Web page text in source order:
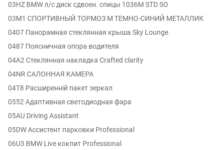
03HZ BMW л/с диск сдвоен. спицы 1036M STD SO
03M1 СПОРТИВНЫЙ ТОРМОЗ M ТЕМНО-СИНИЙ МЕТАЛЛИК
0407 Панорамная стеклянная крыша Sky Lounge
0487 Поясничная опора водителя
04A2 Стеклянная накладка Crafted clarity
04NR САЛОННАЯ КАМЕРА
04T8 Расширенній пакет зеркал
0552 Адаптивная светодиодная фара
05AU Driving Assistant
05DW Ассистент парковки Professional
06U3 BMW Live кокпит Professional